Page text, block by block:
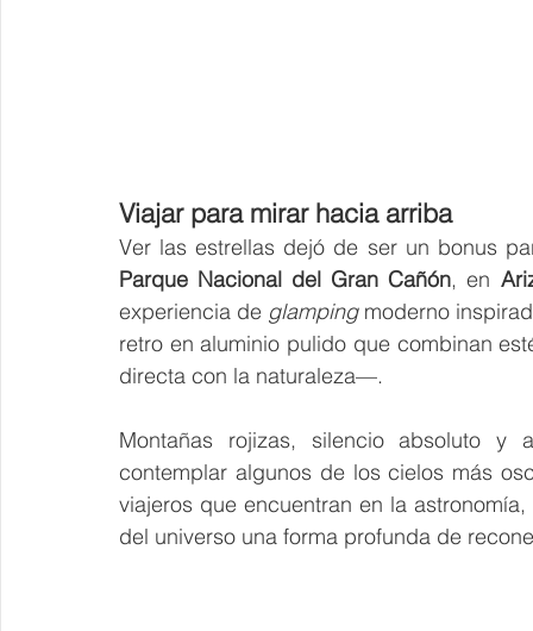
Viajar para mirar hacia arriba
Parque Nacional del Gran Cañón, en
experiencia de glamping moderno
retro en aluminio pulido que combinan
directa con la naturaleza—.
Montañas rojizas, silencio absoluto y
contemplar algunos de los cielos más
viajeros que encuentran en la
del universo una forma profunda de